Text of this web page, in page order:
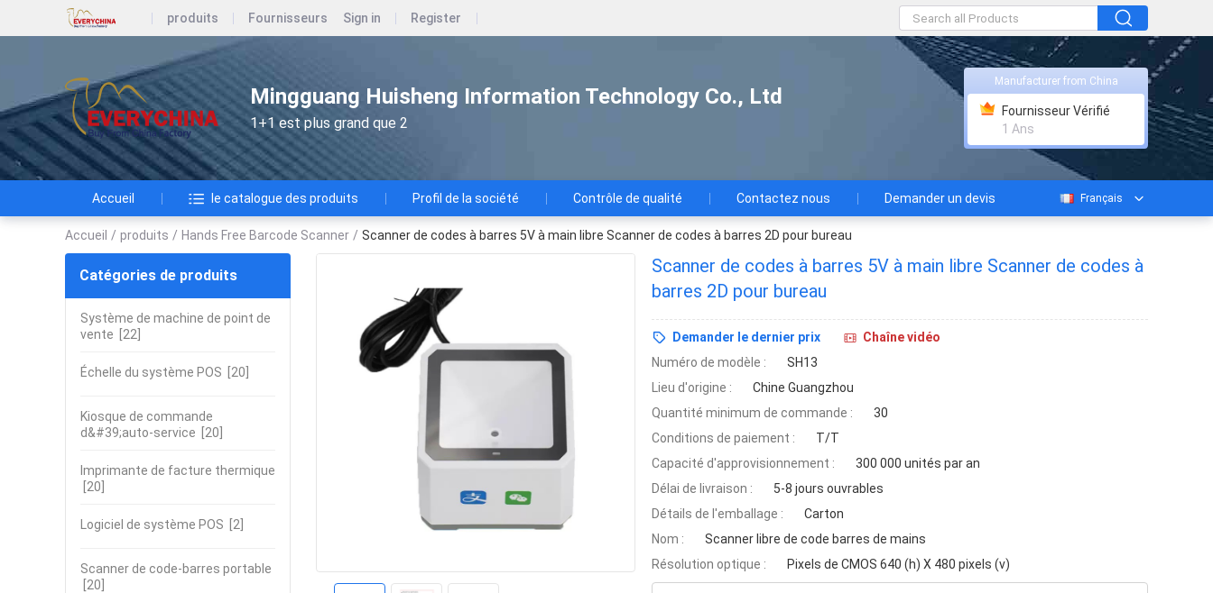
produits Fournisseurs Sign in Register
Mingguang Huisheng Information Technology Co., Ltd
1+1 est plus grand que 2
Manufacturer from China
Fournisseur Vérifié
1 Ans
Accueil le catalogue des produits Profil de la société Contrôle de qualité Contactez nous Demander un devis Français
Accueil / produits / Hands Free Barcode Scanner / Scanner de codes à barres 5V à main libre Scanner de codes à barres 2D pour bureau
Catégories de produits
Système de machine de point de
vente [22]
Échelle du système POS [20]
Kiosque de commande
d&#39;auto-service [20]
Imprimante de facture thermique
[20]
Logiciel de système POS [2]
Scanner de code-barres portable
[20]
Scanner de codes à barres 5V à main libre Scanner de codes à
barres 2D pour bureau
Demander le dernier prix
Chaîne vidéo
Numéro de modèle :
SH13
Lieu d'origine :
Chine Guangzhou
Quantité minimum de commande :
30
Conditions de paiement :
T/T
Capacité d'approvisionnement :
300 000 unités par an
Délai de livraison :
5-8 jours ouvrables
Détails de l'emballage :
Carton
Nom :
Scanner libre de code barres de mains
Résolution optique :
Pixels de CMOS 640 (h) X 480 pixels (v)